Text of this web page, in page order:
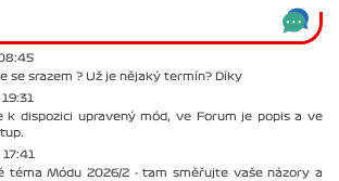
se srazem ? Už je nějaký termín? Díky
19:31
k dispozici upravený mód, ve Forum je popis a ve
17:41
téma Módu 2026/2 - tam směřujte vaše názory a